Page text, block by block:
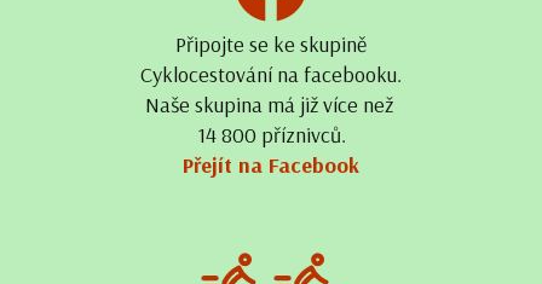
Připojte se ke skupině
Cyklocestování na facebooku.
Naše skupina má již více než
14 800 příznivců.
Přejít na Facebook